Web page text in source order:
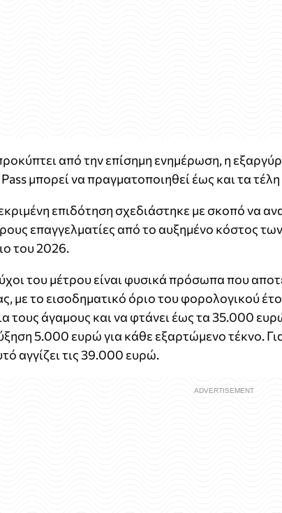
από την επίσημη ενημέρωση, η
μπορεί να πραγματοποιηθεί έως και τα
επιδότηση σχεδιάστηκε με σκοπό να
επαγγελματίες από το αυξημένο κόστος
του 2026.
του μέτρου είναι φυσικά πρόσωπα που
με το εισοδηματικό όριο του φορολογικού
τους άγαμους και να φτάνει έως τα 35.000
5.000 ευρώ για κάθε εξαρτώμενο τέκνο. Για
αγγίζει τις 39.000 ευρώ.